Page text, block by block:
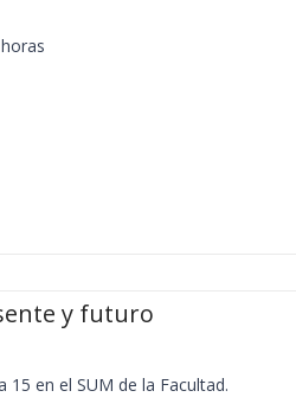
y futuro
15 en el SUM de la Facultad.